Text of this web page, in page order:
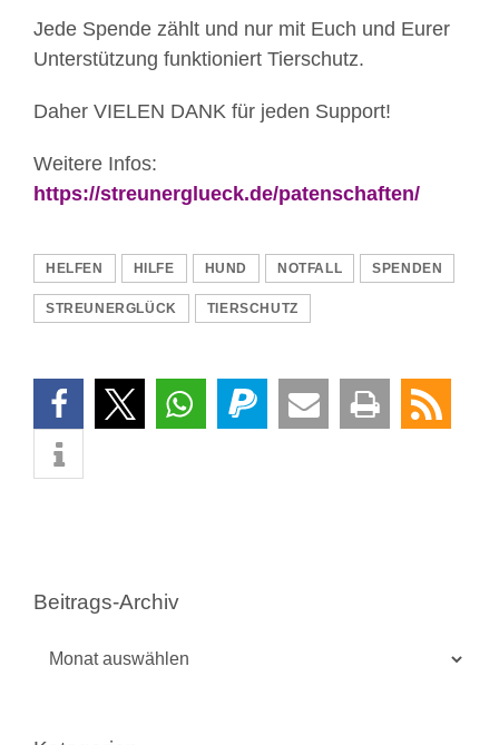
Jede Spende zählt und nur mit Euch und Eurer
Unterstützung funktioniert Tierschutz.
Daher VIELEN DANK für jeden Support!
Weitere Infos:
https://streunerglueck.de/patenschaften/
HELFEN HILFE HUND NOTFALL SPENDEN
STREUNERGLÜCK TIERSCHUTZ
Beitrags-Archiv